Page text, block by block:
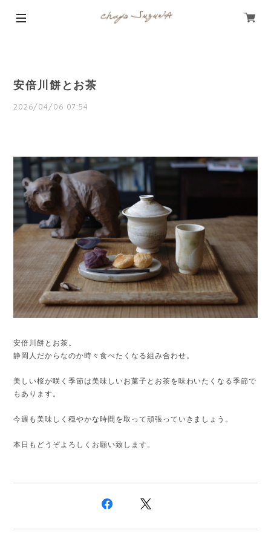
安倍川餅とお茶
2026/04/06 07:54
安倍川餅とお茶。
静岡人だからなのか時々食べたくなる組み合わせ。
美しい桜が咲く季節は美味しいお菓子とお茶を味わいたくなる季節で
もあります。
今週も美味しく穏やかな時間を取って頑張っていきましょう。
本日もどうぞよろしくお願い致します。